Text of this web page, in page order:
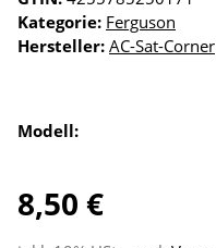
Kategorie: Ferguson
Hersteller: AC-Sat-Corner
Modell:
8,50 €